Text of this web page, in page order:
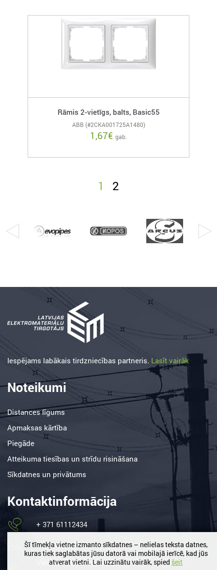
Rāmis 2-vietīgs, balts, Basic55
ABB (#2CKA001725A1480)
1,67€ gab.
1 2
Iespējams labākais tirdzniecības partneris. Lasīt vairāk
Noteikumi
Distances līgums
Apmaksas kārtība
Piegāde
Atteikuma tiesības un strīdu risināšana
Sīkdatnes un privātums
Kontaktinformācija
+ 371 61112434
birojs@lemt.lv
Valdlauči, Ķekavas nov. /
Šī tīmekļa vietne izmanto sīkdatnes – nelielas teksta datnes,
kuras tiek saglabātas jūsu datorā vai mobilajā ierīcē, kad jūs
atverat vietni. Lai uzzinātu vairāk, spied šeit